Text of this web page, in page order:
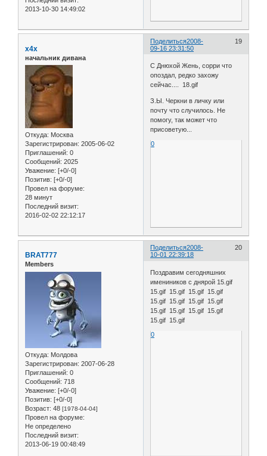
2013-10-30 14:49:02
Поделиться 19
2008-
09-16 23:31:50
x4x
начальник дивана
Откуда: Москва
Зарегистрирован: 2005-06-02
Приглашений: 0
Сообщений: 2025
Уважение: [+0/-0]
Позитив: [+0/-0]
Провел на форуме:
28 минут
Последний визит:
2016-02-02 22:12:17
С Днюхой Жень, сорри что
опоздал, редко захожу
сейчас.... 18.gif
З.Ы. Черкни в личку или
почту что случилось. Не
помогу, так может что
присоветую...
0
Поделиться 20
2008-
10-01 22:39:18
BRAT777
Members
Откуда: Молдова
Зарегистрирован: 2007-06-28
Приглашений: 0
Сообщений: 718
Уважение: [+0/-0]
Позитив: [+0/-0]
Возраст: 48 [1978-04-04]
Провел на форуме:
Не определено
Последний визит:
2013-06-19 00:48:49
Поздравим сегодняшних
имениников с днярой 15.gif
15.gif 15.gif 15.gif 15.gif
15.gif 15.gif 15.gif 15.gif
15.gif 15.gif 15.gif 15.gif
15.gif 15.gif
0